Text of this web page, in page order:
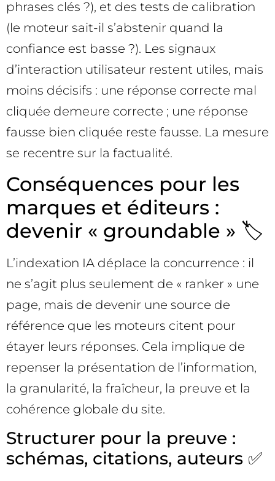
phrases clés ?), et des tests de calibration
(le moteur sait-il s’abstenir quand la
confiance est basse ?). Les signaux
d’interaction utilisateur restent utiles, mais
moins décisifs : une réponse correcte mal
cliquée demeure correcte ; une réponse
fausse bien cliquée reste fausse. La mesure
se recentre sur la factualité.
Conséquences pour les
marques et éditeurs :
devenir « groundable » 🏷️
L’indexation IA déplace la concurrence : il
ne s’agit plus seulement de « ranker » une
page, mais de devenir une source de
référence que les moteurs citent pour
étayer leurs réponses. Cela implique de
repenser la présentation de l’information,
la granularité, la fraîcheur, la preuve et la
cohérence globale du site.
Structurer pour la preuve :
schémas, citations, auteurs ✅